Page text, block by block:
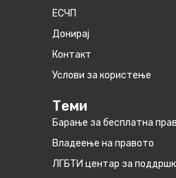
ЕСЧП
Донирај
Контакт
Услови за користење
Теми
Барање за бесплатна
Владеење на правото
ЛГБТИ центар за